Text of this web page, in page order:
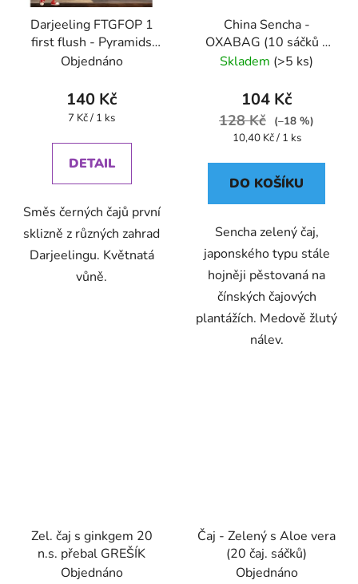
Darjeeling FTGFOP 1
first flush - Pyramids
(BONThé) - Oxalis
Objednáno
140 Kč
Měrná
7 Kč / 1 ks
DETAIL
Směs černých čajů první
sklizně z různých zahrad
Darjeelingu. Květnatá
vůně.
China Sencha -
OXABAG (10 sáčků x
4g) - Oxalis
Skladem (>5 ks)
104 Kč
128 Kč
(–18 %)
Měrná
10,40 Kč / 1 ks
DO KOŠÍKU
Sencha zelený čaj,
japonského typu stále
hojněji pěstovaná na
čínských čajových
plantážích. Medově žlutý
nálev.
Zel. čaj s ginkgem 20
n.s. přebal GREŠÍK
Objednáno
Čaj - Zelený s Aloe vera
(20 čaj. sáčků)
Objednáno